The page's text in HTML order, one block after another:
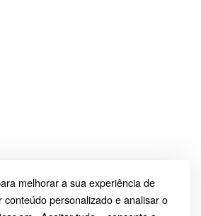
melhorar a sua experiência de
conteúdo personalizado e analisar o
– sex 8:00 – 16:00 (UTC+2)